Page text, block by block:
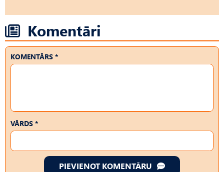
Komentāri
KOMENTĀRS *
VĀRDS *
PIEVIENOT KOMENTĀRU